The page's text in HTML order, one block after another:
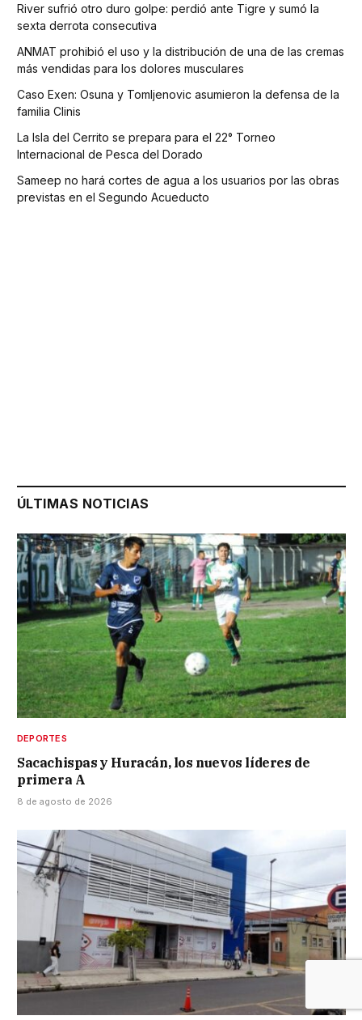
River sufrió otro duro golpe: perdió ante Tigre y sumó la
sexta derrota consecutiva
ANMAT prohibió el uso y la distribución de una de las cremas
más vendidas para los dolores musculares
Caso Exen: Osuna y Tomljenovic asumieron la defensa de la
familia Clinis
La Isla del Cerrito se prepara para el 22° Torneo
Internacional de Pesca del Dorado
Sameep no hará cortes de agua a los usuarios por las obras
previstas en el Segundo Acueducto
ÚLTIMAS NOTICIAS
DEPORTES
Sacachispas y Huracán, los nuevos líderes de
primera A
8 de agosto de 2026